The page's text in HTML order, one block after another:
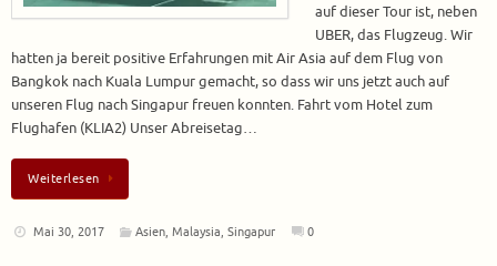
auf dieser Tour ist, neben
UBER, das Flugzeug. Wir
hatten ja bereit positive Erfahrungen mit Air Asia auf dem Flug von
Bangkok nach Kuala Lumpur gemacht, so dass wir uns jetzt auch auf
unseren Flug nach Singapur freuen konnten. Fahrt vom Hotel zum
Flughafen (KLIA2) Unser Abreisetag…
Weiterlesen
Mai 30, 2017 Asien ,Malaysia ,Singapur 0